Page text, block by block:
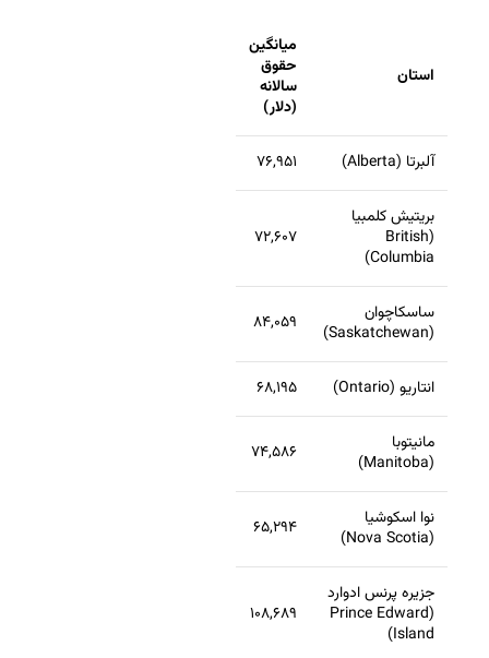
استان
میانگین
حقوق
سالانه
(دلار)
آلبرتا (Alberta) ۷۶,۹۵۱
بریتیش کلمبیا
(British
Columbia)
۷۲,۶۰۷
ساسکاچوان
(Saskatchewan)
۸۴,۰۵۹
انتاریو (Ontario) ۶۸,۱۹۵
مانیتوبا
(Manitoba)
۷۴,۵۸۶
نوا اسکوشیا
(Nova Scotia)
۶۵,۲۹۴
جزیره پرنس ادوارد
(Prince Edward
Island)
۱۰۸,۶۸۹